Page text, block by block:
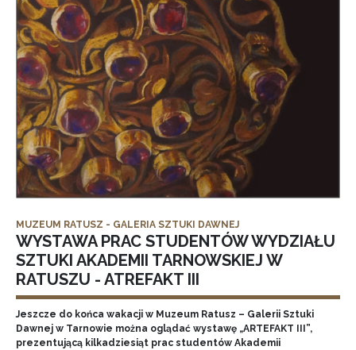
MUZEUM RATUSZ - GALERIA SZTUKI DAWNEJ
WYSTAWA PRAC STUDENTÓW WYDZIAŁU
SZTUKI AKADEMII TARNOWSKIEJ W
RATUSZU - ATREFAKT III
Jeszcze do końca wakacji w Muzeum Ratusz – Galerii Sztuki
Dawnej w Tarnowie można oglądać wystawę „ARTEFAKT III”,
prezentującą kilkadziesiąt prac studentów Akademii